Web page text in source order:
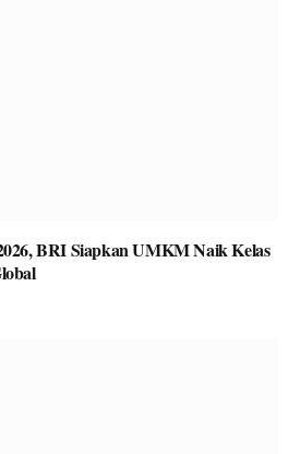
BRI Siapkan UMKM Naik Kelas